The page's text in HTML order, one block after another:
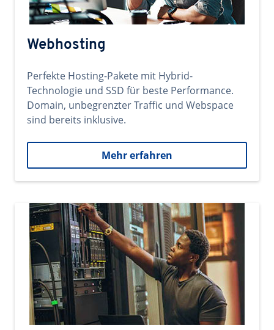
Webhosting
Perfekte Hosting-Pakete mit Hybrid-
Technologie und SSD für beste Performance.
Domain, unbegrenzter Traffic und Webspace
sind bereits inklusive.
Mehr erfahren